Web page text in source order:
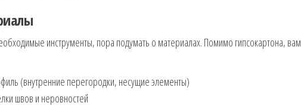
инструменты, пора подумать о материалах. Помимо гипсокартона, вам
(внутренние перегородки, несущие элементы)
швов и неровностей